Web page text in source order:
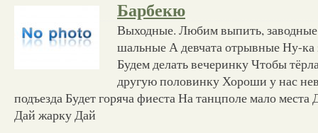
Барбекю
Выходные. Любим выпить,
шальные А девчата отрывные Ну-ка
Будем делать вечеринку Чтобы
другую половинку Хороши у нас
подъезда Будет горяча фиеста На танцполе мало
Дай жарку Дай